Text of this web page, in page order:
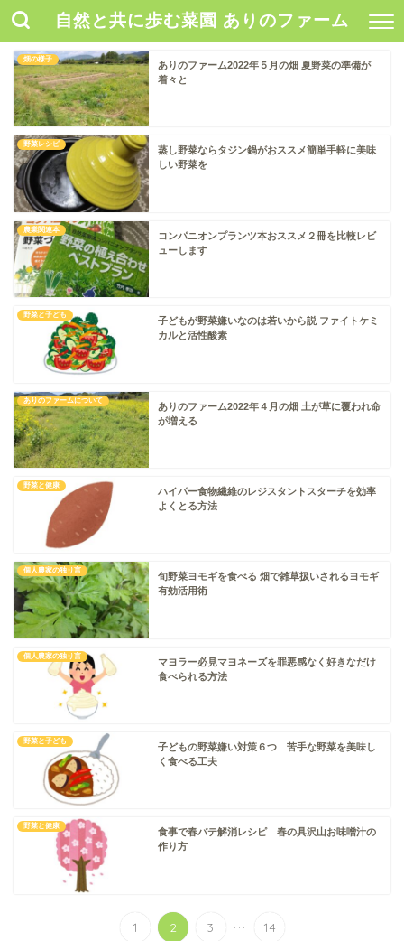
自然と共に歩む菜園 ありのファーム
畑の様子
ありのファーム2022年５月の畑 夏野菜の準備が
着々と
野菜レシピ
蒸し野菜ならタジン鍋がおススメ簡単手軽に美味
しい野菜を
農業関連本
コンパニオンプランツ本おススメ２冊を比較レビ
ューします
野菜と子ども
子どもが野菜嫌いなのは若いから説 ファイトケミ
カルと活性酸素
ありのファームについて
ありのファーム2022年４月の畑 土が草に覆われ命
が増える
野菜と健康
ハイパー食物繊維のレジスタントスターチを効率
よくとる方法
個人農家の独り言
旬野菜ヨモギを食べる 畑で雑草扱いされるヨモギ
有効活用術
個人農家の独り言
マヨラー必見マヨネーズを罪悪感なく好きなだけ
食べられる方法
野菜と子ども
子どもの野菜嫌い対策６つ 苦手な野菜を美味し
く食べる工夫
野菜と健康
食事で春バテ解消レシピ 春の具沢山お味噌汁の
作り方
1 2 3 ... 14